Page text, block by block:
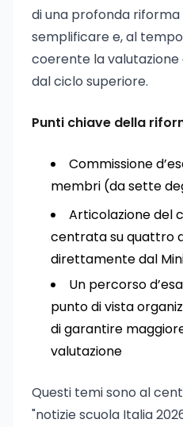
di una profonda
semplificare e, al
coerente la
dal ciclo superiore.
Punti chiave della
Commissione
membri (da sette
Articolazione del
centrata su quattro
direttamente dal
Un percorso
punto di vista
di garantire
valutazione
Questi temi sono al
"notizie scuola Italia